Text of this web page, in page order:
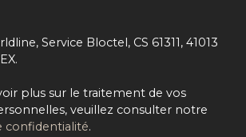
Service Bloctel, CS 61311, 41013
plus sur le traitement de vos
veuillez consulter notre
confidentialité.